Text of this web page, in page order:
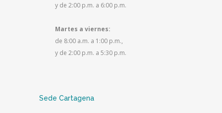
y de 2:00 p.m. a 6:00 p.m.
Martes a viernes:
de 8:00 a.m. a 1:00 p.m.,
y de 2:00 p.m. a 5:30 p.m.
Sede Cartagena